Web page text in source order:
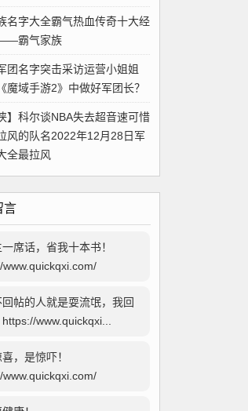
名字大全霸气热血传奇十大经
霸气家族
团名字突击采访运营小姐姐
魔域手游2》中做好军团长？
】科尔谈NBA失去超音速可惜
风的队名2022年12月28日军
全最拉风
言
席话，省我十本书！
www.quickqxi.com/
帖的人就是耍流氓，我回
www.quickqxi...
，是惊吓！
www.quickqxi.com/